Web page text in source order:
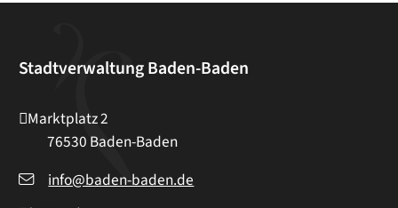
Stadtverwaltung Baden-Baden
Marktplatz 2
76530 Baden-Baden
info@baden-baden.de